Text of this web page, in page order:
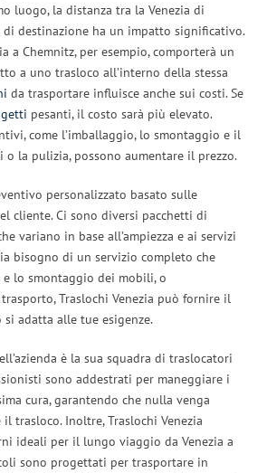
luogo, la distanza tra la Venezia di
di destinazione ha un impatto significativo.
a Chemnitz, per esempio, comporterà un
a uno trasloco all’interno della stessa
da trasportare influisce anche sui costi. Se
pesanti, il costo sarà più elevato.
come l’imballaggio, lo smontaggio e il
la pulizia, possono aumentare il prezzo.
personalizzato basato sulle
cliente. Ci sono diversi pacchetti di
variano in base all’ampiezza e ai servizi
bisogno di un servizio completo che
lo smontaggio dei mobili, o
Traslochi Venezia può fornire il
si adatta alle tue esigenze.
è la sua squadra di traslocatori
sono addestrati per maneggiare i
cura, garantendo che nulla venga
trasloco. Inoltre, Traslochi Venezia
ideali per il lungo viaggio da Venezia a
sono progettati per trasportare in